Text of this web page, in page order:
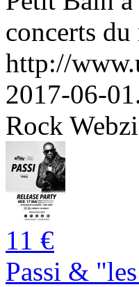
concerts du
http://
2017-06-
Rock
11 €
Passi &